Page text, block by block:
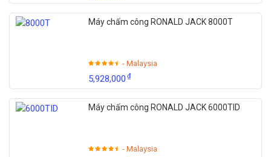
Máy chấm công RONALD JACK 8000T
- Malaysia
5,928,000₫
Máy chấm công RONALD JACK 6000TID
- Malaysia